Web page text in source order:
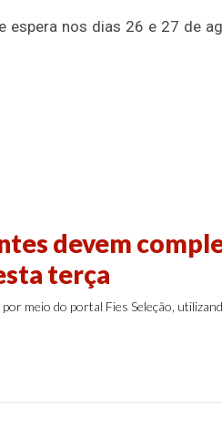
espera nos dias 26 e 27 de
devem
terça
meio do portal Fies Seleção,